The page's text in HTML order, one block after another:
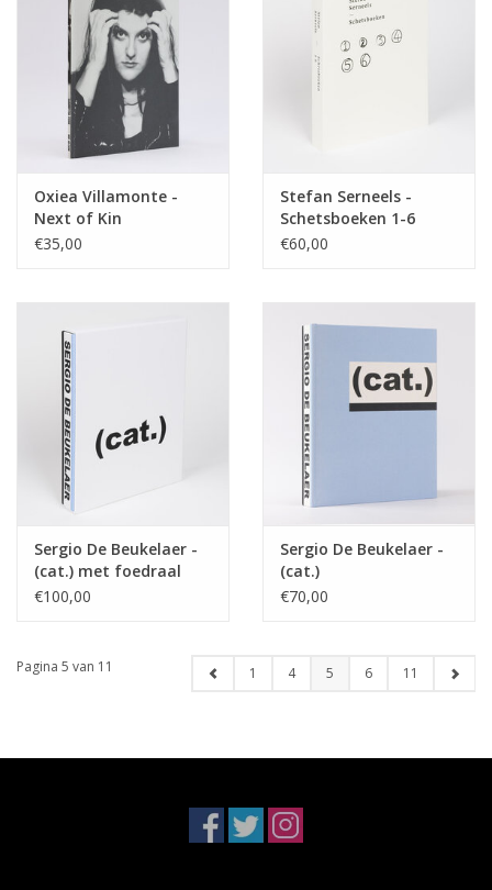
Oxiea Villamonte -
Next of Kin
€35,00
Stefan Serneels -
Schetsboeken 1-6
€60,00
Sergio De Beukelaer -
(cat.) met foedraal
€100,00
Sergio De Beukelaer -
(cat.)
€70,00
Pagina 5 van 11 1 4 5 6 11